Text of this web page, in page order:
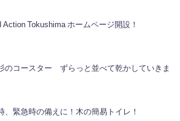
Action Tokushima ホームページ開設！
のコースター ずらっと並べて乾かしていきま
、緊急時の備えに！木の簡易トイレ！